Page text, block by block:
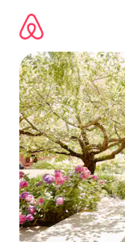
sadržaj